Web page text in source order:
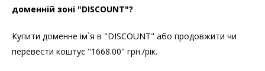
доменній зоні "DISCOUNT"?
Купити доменне ім`я в "DISCOUNT" або продовжити чи
перевести коштує "1668.00" грн./рік.